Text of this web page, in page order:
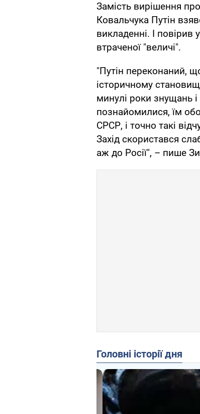
Замість вирішення
Ковальчука Путін
викладенні. І повірив
втраченої "величі".
"Путін переконаний,
історичному
минулі роки знущань
познайомилися, їм
СРСР, і точно такі
Захід скористався
аж до Росії", – пише
Головні історії дня